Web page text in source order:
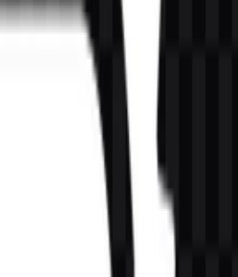
cocok untuk alat pengembang
tetap jelas dan fleksibel. File Rust
penempatan sederhana,
untuk penskalaan yang fleksibel
Sering Diajukan
sistem sumber terbuka yang
keamanan memori, dan
Bahasa ini digunakan dalam
embedded, WebAssembly,
lain yang sangat membutuhkan